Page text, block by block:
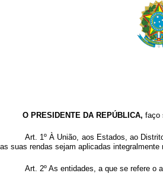
O PRESIDENTE DA REPÚBLICA, faço
Art. 1º À União, aos Estados, ao
as suas rendas sejam aplicadas
Art. 2º As entidades, a que se refere o